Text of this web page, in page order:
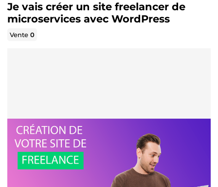
Je vais créer un site freelancer de
microservices avec WordPress
Vente0